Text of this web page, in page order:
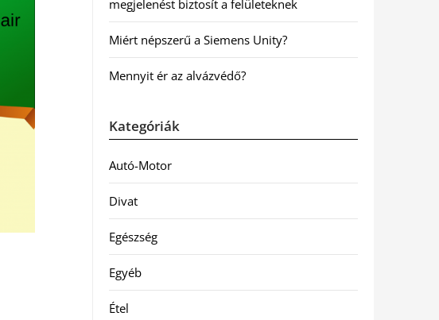
megjelenést biztosít a felületeknek
Miért népszerű a Siemens Unity?
Mennyit ér az alvázvédő?
Kategóriák
Autó-Motor
Divat
Egészség
Egyéb
Étel